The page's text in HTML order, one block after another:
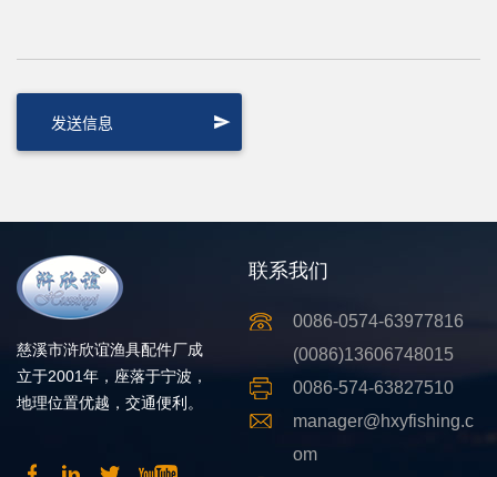
慈溪市浒欣谊渔具配件厂成
立于2001年，座落于宁波，
地理位置优越，交通便利。
联系我们
0086-0574-63977816
(0086)13606748015
0086-574-63827510
manager@hxyfishing.c
om